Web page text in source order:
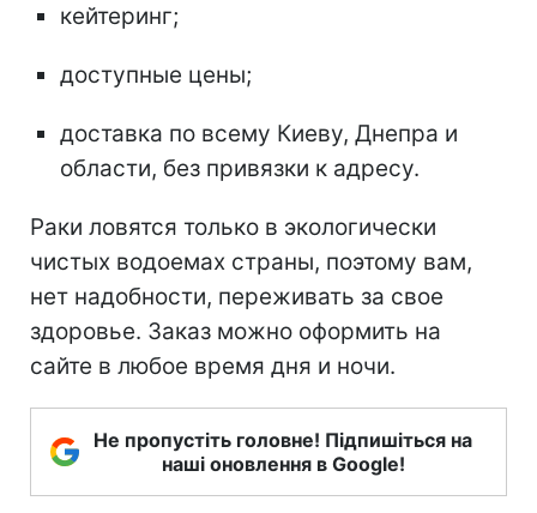
кейтеринг;
доступные цены;
доставка по всему Киеву, Днепра и
области, без привязки к адресу.
Раки ловятся только в экологически
чистых водоемах страны, поэтому вам,
нет надобности, переживать за свое
здоровье. Заказ можно оформить на
сайте в любое время дня и ночи.
Не пропустіть головне! Підпишіться на
наші оновлення в Google!